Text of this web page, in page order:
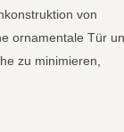
von
ornamentale Tür
zu minimieren,